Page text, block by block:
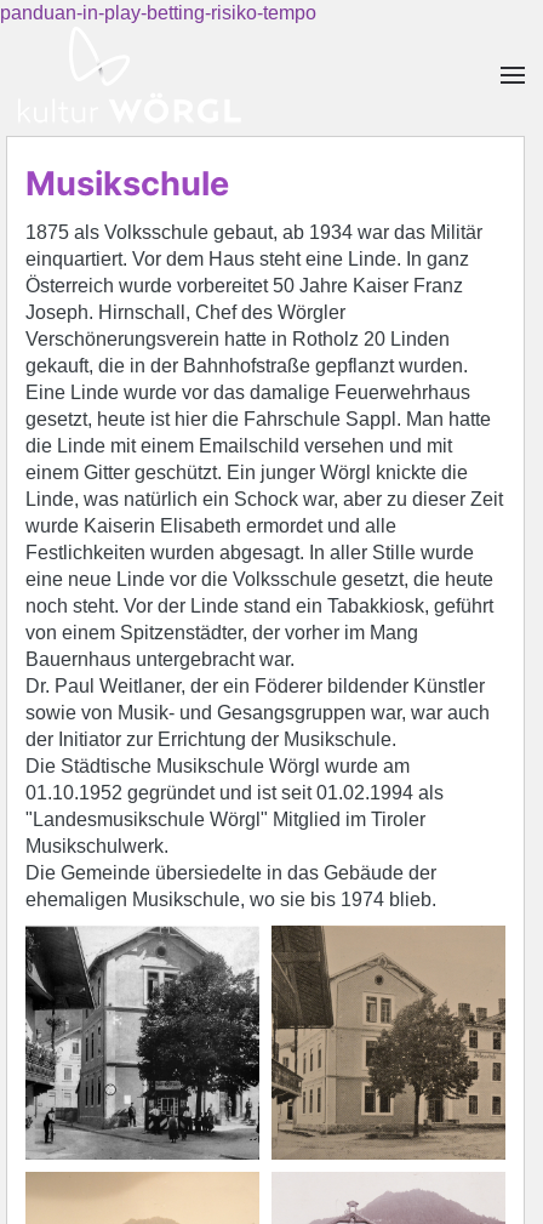
panduan-in-play-betting-risiko-tempo
Musikschule
1875 als Volksschule gebaut, ab 1934 war das Militär
einquartiert. Vor dem Haus steht eine Linde. In ganz
Österreich wurde vorbereitet 50 Jahre Kaiser Franz
Joseph. Hirnschall, Chef des Wörgler
Verschönerungsverein hatte in Rotholz 20 Linden
gekauft, die in der Bahnhofstraße gepflanzt wurden.
Eine Linde wurde vor das damalige Feuerwehrhaus
gesetzt, heute ist hier die Fahrschule Sappl. Man hatte
die Linde mit einem Emailschild versehen und mit
einem Gitter geschützt. Ein junger Wörgl knickte die
Linde, was natürlich ein Schock war, aber zu dieser Zeit
wurde Kaiserin Elisabeth ermordet und alle
Festlichkeiten wurden abgesagt. In aller Stille wurde
eine neue Linde vor die Volksschule gesetzt, die heute
noch steht. Vor der Linde stand ein Tabakkiosk, geführt
von einem Spitzenstädter, der vorher im Mang
Bauernhaus untergebracht war.
Dr. Paul Weitlaner, der ein Föderer bildender Künstler
sowie von Musik- und Gesangsgruppen war, war auch
der Initiator zur Errichtung der Musikschule.
Die Städtische Musikschule Wörgl wurde am
01.10.1952 gegründet und ist seit 01.02.1994 als
"Landesmusikschule Wörgl" Mitglied im Tiroler
Musikschulwerk.
Die Gemeinde übersiedelte in das Gebäude der
ehemaligen Musikschule, wo sie bis 1974 blieb.